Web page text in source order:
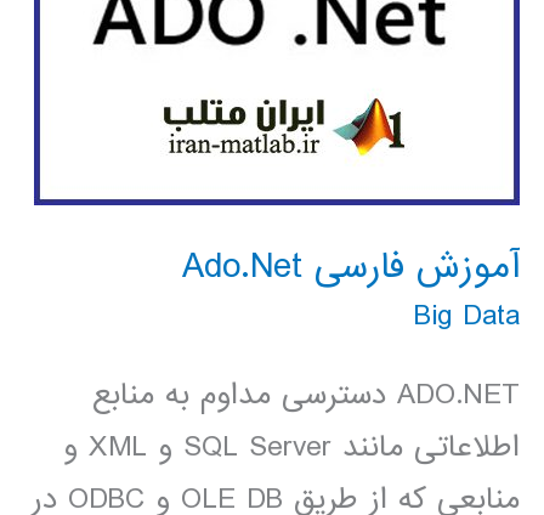
آموزش فارسی Ado.Net
Big Data
ADO.NET دسترسی مداوم به منابع
اطلاعاتی مانند SQL Server و XML و
منابعی که از طریق OLE DB و ODBC در